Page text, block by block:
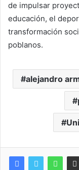
de impulsar
educación, el
transformación
poblanos.
alejandro